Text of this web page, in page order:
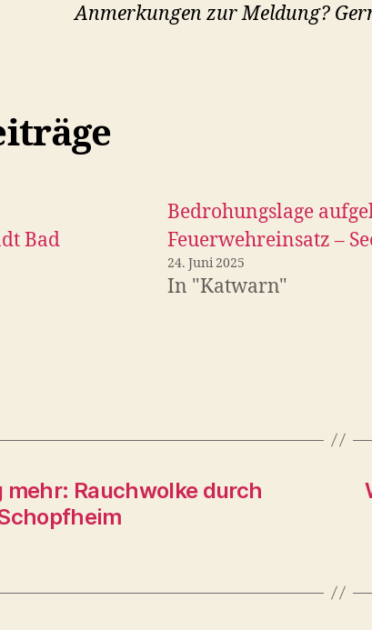
Anmerkungen zur Meldung?
Bad
Bedrohungslage
Feuerwehreinsatz –
24. Juni 2025
In "Katwarn"
mehr: Rauchwolke durch